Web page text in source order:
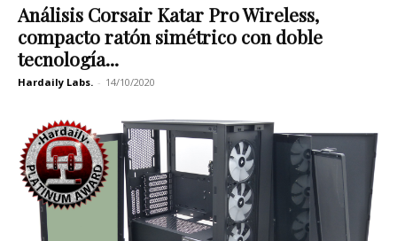
Análisis Corsair Katar Pro Wireless,
compacto ratón simétrico con doble
tecnología...
Hardaily Labs. - 14/10/2020